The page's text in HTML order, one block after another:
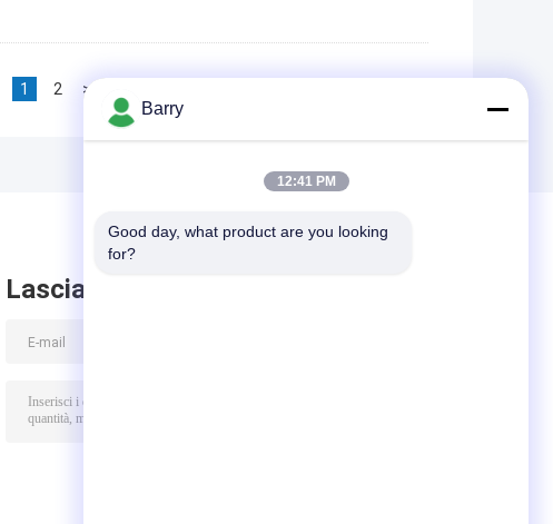
1 2 >>
Lasciare messaggio
Barry
12:41 PM
Good day, what product are you looking
for?